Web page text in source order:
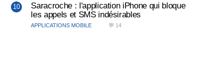
Saracroche : l'application iPhone qui bloque
les appels et SMS indésirables
APPLICATIONS MOBILE 💬 14